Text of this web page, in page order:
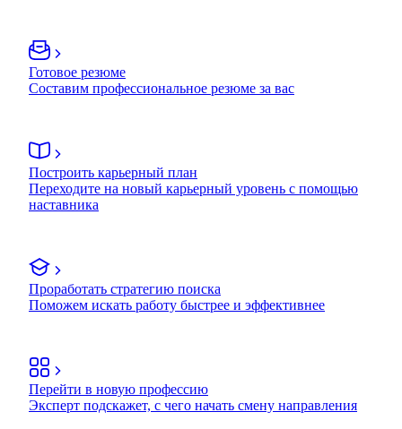
Готовое резюме
Составим профессиональное резюме за вас
Построить карьерный план
Переходите на новый карьерный уровень с помощью
наставника
Проработать стратегию поиска
Поможем искать работу быстрее и эффективнее
Перейти в новую профессию
Эксперт подскажет, с чего начать смену направления